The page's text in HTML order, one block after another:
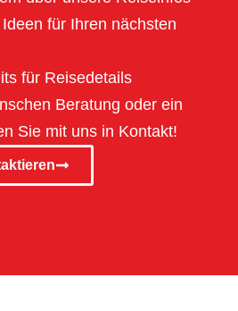
für Ihren nächsten
für Reisedetails
Beratung oder ein
Sie mit uns in Kontakt!